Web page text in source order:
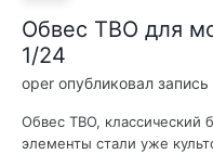
Обвес TBO для
1/24
oper опубликовал запись
Обвес TBO, классический
элементы стали уже